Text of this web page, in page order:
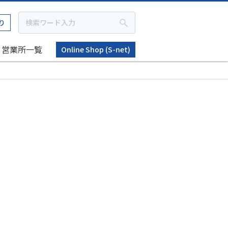
営業所一覧
Online Shop (S-net)